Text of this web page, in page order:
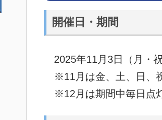
開催日・期間
2025年11月3日（月・
※11月は金、土、日、
※12月は期間中毎日点